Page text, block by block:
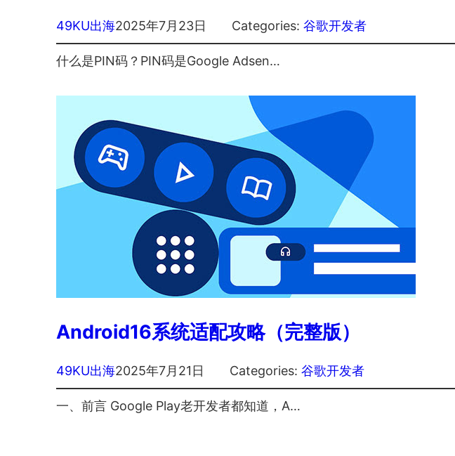
49KU出海2025年7月23日 Categories: 谷歌开发者
什么是PIN码？PIN码是Google Adsen…
Android16系统适配攻略（完整版）
49KU出海2025年7月21日 Categories: 谷歌开发者
一、前言 Google Play老开发者都知道，A…